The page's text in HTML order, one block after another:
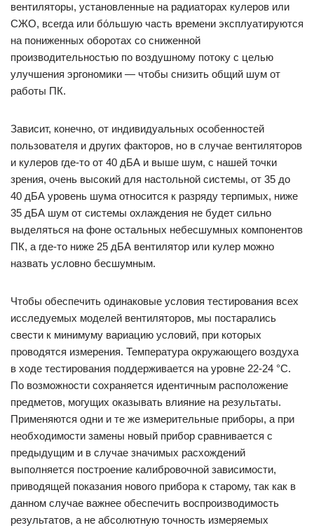
вентиляторы, установленные на радиаторах кулеров или
СЖО, всегда или бо́льшую часть времени эксплуатируются
на пониженных оборотах со сниженной
производительностью по воздушному потоку с целью
улучшения эргономики — чтобы снизить общий шум от
работы ПК.
Зависит, конечно, от индивидуальных особенностей
пользователя и других факторов, но в случае вентиляторов
и кулеров где-то от 40 дБА и выше шум, с нашей точки
зрения, очень высокий для настольной системы, от 35 до
40 дБА уровень шума относится к разряду терпимых, ниже
35 дБА шум от системы охлаждения не будет сильно
выделяться на фоне остальных небесшумных компонентов
ПК, а где-то ниже 25 дБА вентилятор или кулер можно
назвать условно бесшумным.
Чтобы обеспечить одинаковые условия тестирования всех
исследуемых моделей вентиляторов, мы постарались
свести к минимуму вариацию условий, при которых
проводятся измерения. Температура окружающего воздуха
в ходе тестирования поддерживается на уровне 22-24 °C.
По возможности сохраняется идентичным расположение
предметов, могущих оказывать влияние на результаты.
Применяются одни и те же измерительные приборы, а при
необходимости замены новый прибор сравнивается с
предыдущим и в случае значимых расхождений
выполняется построение калибровочной зависимости,
приводящей показания нового прибора к старому, так как в
данном случае важнее обеспечить воспроизводимость
результатов, а не абсолютную точность измеряемых